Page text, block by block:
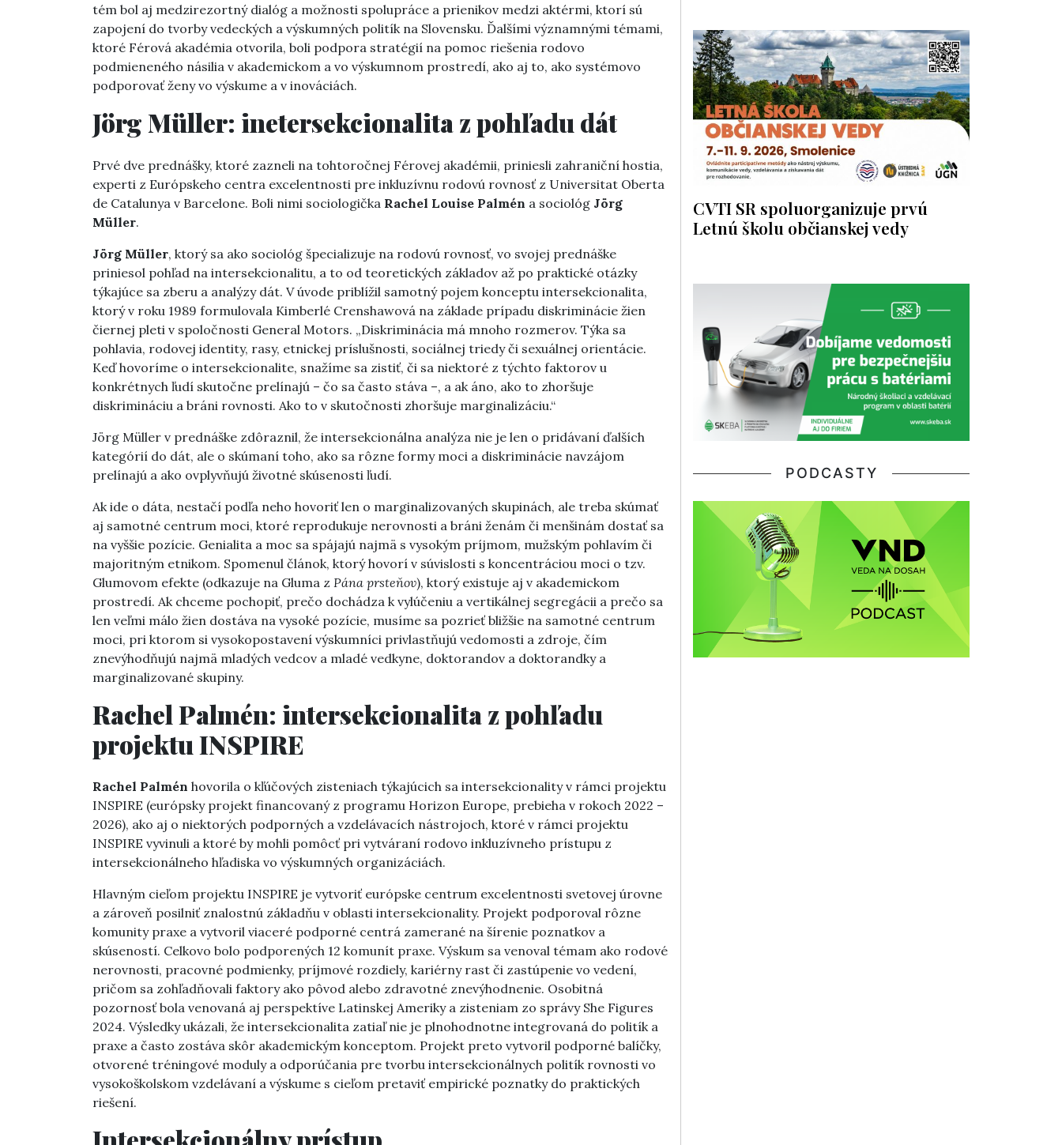
tém bol aj medzirezortný dialóg a možnosti spolupráce a prienikov medzi aktérmi, ktorí sú
zapojení do tvorby vedeckých a výskumných politík na Slovensku. Ďalšími významnými témami,
ktoré Férová akadémia otvorila, boli podpora stratégií na pomoc riešenia rodovo
podmieneného násilia v akademickom a vo výskumnom prostredí, ako aj to, ako systémovo
podporovať ženy vo výskume a v inováciách.
Jörg Müller: inetersekcionalita z pohľadu dát
Prvé dve prednášky, ktoré zazneli na tohtoročnej Férovej akadémii, priniesli zahraniční hostia,
experti z Európskeho centra excelentnosti pre inkluzívnu rodovú rovnosť z Universitat Oberta
de Catalunya v Barcelone. Boli nimi sociologička Rachel Louise Palmén a sociológ Jörg
Müller.
Jörg Müller, ktorý sa ako sociológ špecializuje na rodovú rovnosť, vo svojej prednáške
priniesol pohľad na intersekcionalitu, a to od teoretických základov až po praktické otázky
týkajúce sa zberu a analýzy dát. V úvode priblížil samotný pojem konceptu intersekcionalita,
ktorý v roku 1989 formulovala Kimberlé Crenshawová na základe prípadu diskriminácie žien
čiernej pleti v spoločnosti General Motors. „Diskriminácia má mnoho rozmerov. Týka sa
pohlavia, rodovej identity, rasy, etnickej príslušnosti, sociálnej triedy či sexuálnej orientácie.
Keď hovoríme o intersekcionalite, snažíme sa zistiť, či sa niektoré z týchto faktorov u
konkrétnych ľudí skutočne prelínajú – čo sa často stáva –, a ak áno, ako to zhoršuje
diskrimináciu a bráni rovnosti. Ako to v skutočnosti zhoršuje marginalizáciu.“
Jörg Müller v prednáške zdôraznil, že intersekcionálna analýza nie je len o pridávaní ďalších
kategórií do dát, ale o skúmaní toho, ako sa rôzne formy moci a diskriminácie navzájom
prelínajú a ako ovplyvňujú životné skúsenosti ľudí.
Ak ide o dáta, nestačí podľa neho hovoriť len o marginalizovaných skupinách, ale treba skúmať
aj samotné centrum moci, ktoré reprodukuje nerovnosti a bráni ženám či menšinám dostať sa
na vyššie pozície. Genialita a moc sa spájajú najmä s vysokým príjmom, mužským pohlavím či
majoritným etnikom. Spomenul článok, ktorý hovorí v súvislosti s koncentráciou moci o tzv.
Glumovom efekte (odkazuje na Gluma z Pána prsteňov), ktorý existuje aj v akademickom
prostredí. Ak chceme pochopiť, prečo dochádza k vylúčeniu a vertikálnej segregácii a prečo sa
len veľmi málo žien dostáva na vysoké pozície, musíme sa pozrieť bližšie na samotné centrum
moci, pri ktorom si vysokopostavení výskumníci privlastňujú vedomosti a zdroje, čím
znevýhodňujú najmä mladých vedcov a mladé vedkyne, doktorandov a doktorandky a
marginalizované skupiny.
Rachel Palmén: intersekcionalita z pohľadu
projektu INSPIRE
Rachel Palmén hovorila o kľúčových zisteniach týkajúcich sa intersekcionality v rámci projektu
INSPIRE (európsky projekt financovaný z programu Horizon Europe, prebieha v rokoch 2022 –
2026), ako aj o niektorých podporných a vzdelávacích nástrojoch, ktoré v rámci projektu
INSPIRE vyvinuli a ktoré by mohli pomôcť pri vytváraní rodovo inkluzívneho prístupu z
intersekcionálneho hľadiska vo výskumných organizáciách.
Hlavným cieľom projektu INSPIRE je vytvoriť európske centrum excelentnosti svetovej úrovne
a zároveň posilniť znalostnú základňu v oblasti intersekcionality. Projekt podporoval rôzne
komunity praxe a vytvoril viaceré podporné centrá zamerané na šírenie poznatkov a
skúseností. Celkovo bolo podporených 12 komunít praxe. Výskum sa venoval témam ako rodové
nerovnosti, pracovné podmienky, príjmové rozdiely, kariérny rast či zastúpenie vo vedení,
pričom sa zohľadňovali faktory ako pôvod alebo zdravotné znevýhodnenie. Osobitná
pozornosť bola venovaná aj perspektíve Latinskej Ameriky a zisteniam zo správy She Figures
2024. Výsledky ukázali, že intersekcionalita zatiaľ nie je plnohodnotne integrovaná do politík a
praxe a často zostáva skôr akademickým konceptom. Projekt preto vytvoril podporné balíčky,
otvorené tréningové moduly a odporúčania pre tvorbu intersekcionálnych politík rovnosti vo
vysokoškolskom vzdelávaní a výskume s cieľom pretaviť empirické poznatky do praktických
riešení.
CVTI SR spoluorganizuje prvú
Letnú školu občianskej vedy
PODCASTY